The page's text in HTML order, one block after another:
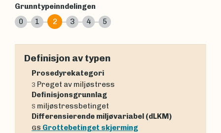
Grunntypeinndelingen
0
1 2 3 4 5
Definisjon av typen
Prosedyrekategori
3 Preget av miljøstress
Definisjonsgrunnlag
S miljøstressbetinget
Differensierende miljøvariabel (dLKM)
GS Grottebetinget skjerming